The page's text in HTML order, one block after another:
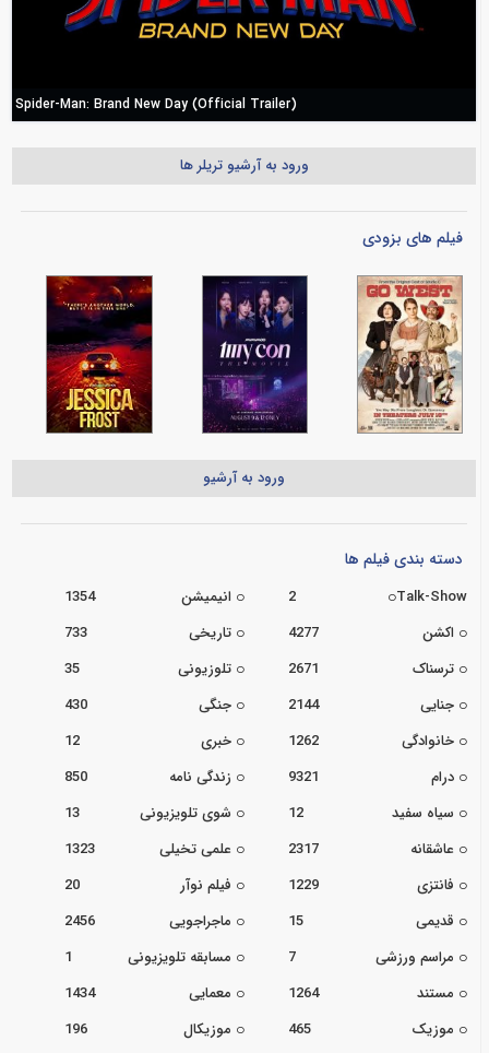
Spider-Man: Brand New Day (Official Trailer)
ورود به آرشیو تریلر ها
فیلم های بزودی
ورود به آرشیو
دسته بندی فیلم ها
Talk-Show
2 انیمیشن
1354
اکشن
4277 تاریخی
733
ترسناک
2671 تلوزیونی
35
جنایی
2144 جنگی
430
خانوادگی
1262 خبری
12
درام
9321 زندگی نامه
850
سیاه سفید
12 شوی تلویزیونی
13
عاشقانه
2317 علمی تخیلی
1323
فانتزی
1229 فیلم نوآر
20
قدیمی
15 ماجراجویی
2456
مراسم ورزشی
7 مسابقه تلویزیونی
1
مستند
1264 معمایی
1434
موزیک
465 موزیکال
196